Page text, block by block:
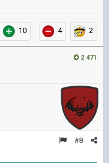
10 4 2
2 471
#8